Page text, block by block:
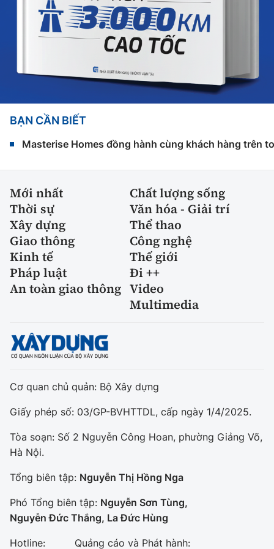
BẠN CẦN BIẾT
Masterise Homes đồng hành cùng khách hàng trên
Mới nhất
Chất lượng sống
Thời sự
Văn hóa - Giải trí
Xây dựng
Thể thao
Giao thông
Công nghệ
Kinh tế
Thế giới
Pháp luật
Đi ++
An toàn giao thông Video
Multimedia
Cơ quan chủ quản: Bộ Xây dựng
Giấy phép số: 03/GP-BVHTTDL, cấp ngày 1/4/2025.
Tòa soạn: Số 2 Nguyễn Công Hoan, phường Giảng Võ,
Hà Nội.
Tổng biên tập: Nguyễn Thị Hồng Nga
Phó Tổng biên tập: Nguyễn Sơn Tùng,
Nguyễn Đức Thắng, La Đức Hùng
Hotline: Quảng cáo và Phát hành: